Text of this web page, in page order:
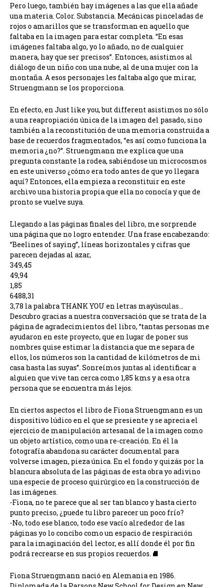
Pero luego, también hay imágenes a las que ella añade
una materia. Color. Substancia. Mecánicas pinceladas de
rojos o amarillos que se transforman en aquello que
faltaba en la imagen para estar completa. “En esas
imágenes faltaba algo, yo lo añado, no de cualquier
manera, hay que ser precisos”. Entonces, asistimos al
diálogo de un niño con una nube, al de una mujer con la
montaña. A esos personajes les faltaba algo que mirar,
Struengmann se los proporciona.
En efecto, en Just like you, but different asistimos no sólo
a una reapropiación única de la imagen del pasado, sino
también a la reconstitución de una memoria construida a
base de recuerdos fragmentados, “es así como funciona la
memoria ¿no?”. Struengmann me explica que una
pregunta constante la rodea, sabiéndose un microcosmos
en este universo ¿cómo era todo antes de que yo llegara
aquí? Entonces, ella empieza a reconstituir en este
archivo una historia propia que ella no conocía y que de
pronto se vuelve suya.
Llegando a las páginas finales del libro, me sorprende
una página que no logro entender. Una frase encabezando:
“Beelines of saying”, líneas horizontales y cifras que
parecen dejadas al azar,
349,45
49,94
1,85
6488,31
3,78 la palabra THANK YOU en letras mayúsculas…
Descubro gracias a nuestra conversación que se trata de la
página de agradecimientos del libro, “tantas personas me
ayudaron en este proyecto, que en lugar de poner sus
nombres quise estimar la distancia que me separa de
ellos, los números son la cantidad de kilómetros de mi
casa hasta las suyas”. Sonreímos juntas al identificar a
alguien que vive tan cerca como 1,85 kms y a esa otra
persona que se encuentra más lejos.
En ciertos aspectos el libro de Fiona Struengmann es un
dispositivo lúdico en el que se presiente y se aprecia el
ejercicio de manipulación artesanal de la imagen como
un objeto artístico, como una re-creación. En él la
fotografía abandona su carácter documental para
volverse imagen, pieza única. En el fondo y quizás por la
blancura absoluta de las páginas de esta obra yo adivino
una especie de proceso quirúrgico en la construcción de
las imágenes.
-Fiona, no te parece que al ser tan blanco y hasta cierto
punto preciso, ¿puede tu libro parecer un poco frío?
-No, todo ese blanco, todo ese vacío alrededor de las
páginas yo lo concibo como un espacio de respiración
para la imaginación del lector, es allí donde él por fin
podrá recrearse en sus propios recuerdos. ⛘
Fiona Struengmann nació en Alemania en 1986.